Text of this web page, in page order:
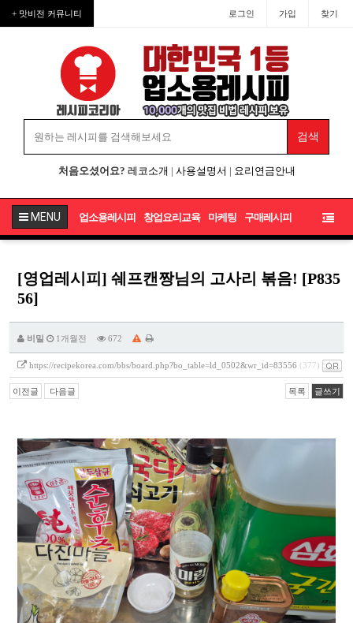
+ 맛비전 커뮤니티 로그인 가입 찾기
처음오셨어요? 레코소개 | 사용설명서 | 요리연금안내
MENU 업소용레시피 창업요리교육 마케팅 구매레시피
[영업레시피] 쉐프캔짱님의 고사리 볶음! [P835
56]
비밀 1개월전 672
https://recipekorea.com/bbs/board.php?bo_table=ld_0502&wr_id=83556 (377)
이전글 다음글 목록 글쓰기